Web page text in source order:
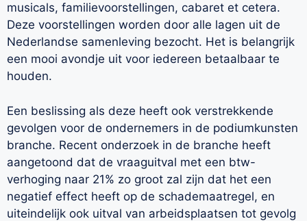
musicals, familievoorstellingen, cabaret et cetera.
Deze voorstellingen worden door alle lagen uit de
Nederlandse samenleving bezocht. Het is belangrijk
een mooi avondje uit voor iedereen betaalbaar te
houden.
Een beslissing als deze heeft ook verstrekkende
gevolgen voor de ondernemers in de podiumkunsten
branche. Recent onderzoek in de branche heeft
aangetoond dat de vraaguitval met een btw-
verhoging naar 21% zo groot zal zijn dat het een
negatief effect heeft op de schademaatregel, en
uiteindelijk ook uitval van arbeidsplaatsen tot gevolg